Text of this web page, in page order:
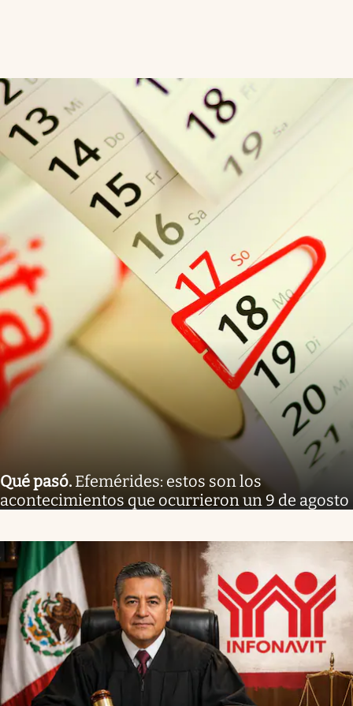
Qué pasó. Efemérides: estos son los
acontecimientos que ocurrieron un 9 de agosto